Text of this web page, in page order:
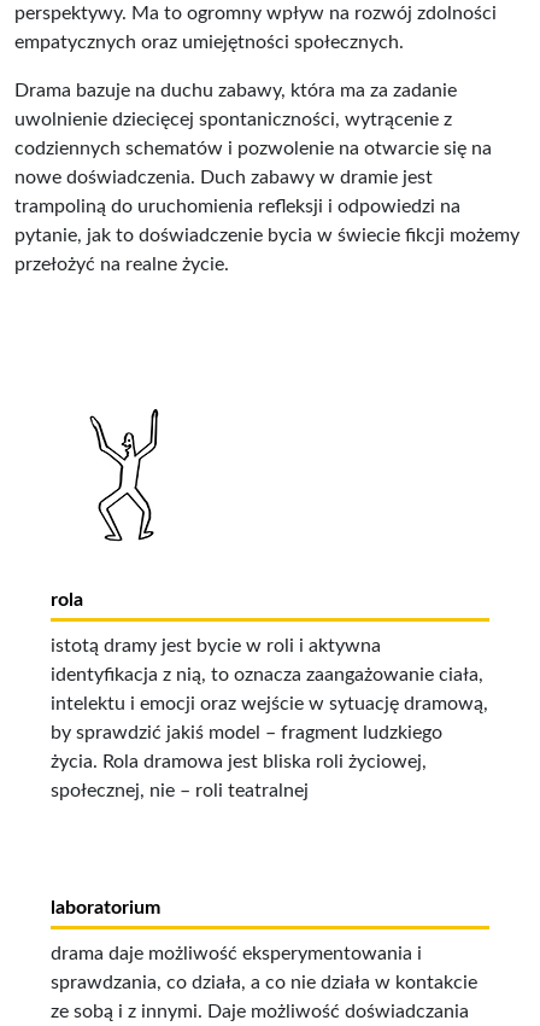
perspektywy. Ma to ogromny wpływ na rozwój zdolności
empatycznych oraz umiejętności społecznych.
Drama bazuje na duchu zabawy, która ma za zadanie
uwolnienie dziecięcej spontaniczności, wytrącenie z
codziennych schematów i pozwolenie na otwarcie się na
nowe doświadczenia. Duch zabawy w dramie jest
trampoliną do uruchomienia refleksji i odpowiedzi na
pytanie, jak to doświadczenie bycia w świecie fikcji możemy
przełożyć na realne życie.
rola
istotą dramy jest bycie w roli i aktywna
identyfikacja z nią, to oznacza zaangażowanie ciała,
intelektu i emocji oraz wejście w sytuację dramową,
by sprawdzić jakiś model – fragment ludzkiego
życia. Rola dramowa jest bliska roli życiowej,
społecznej, nie – roli teatralnej
laboratorium
drama daje możliwość eksperymentowania i
sprawdzania, co działa, a co nie działa w kontakcie
ze sobą i z innymi. Daje możliwość doświadczania